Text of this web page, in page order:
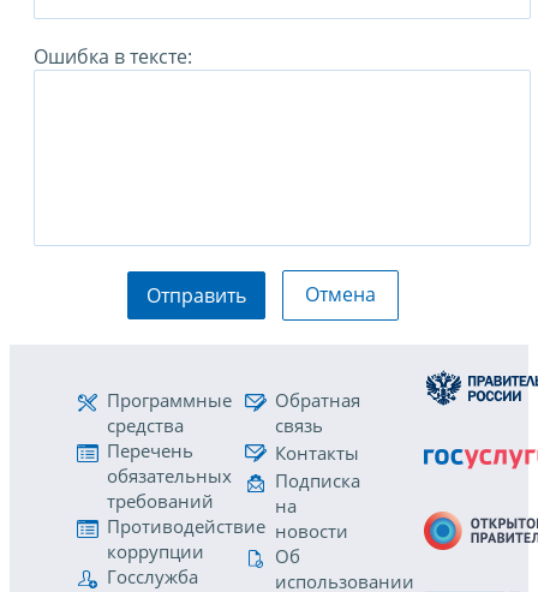
Ошибка в тексте:
Отправить Отмена
Программные
средства
Перечень
обязательных
требований
Противодействие
коррупции
Госслужба
Обратная
связь
Контакты
Подписка
на
новости
Об
использовании